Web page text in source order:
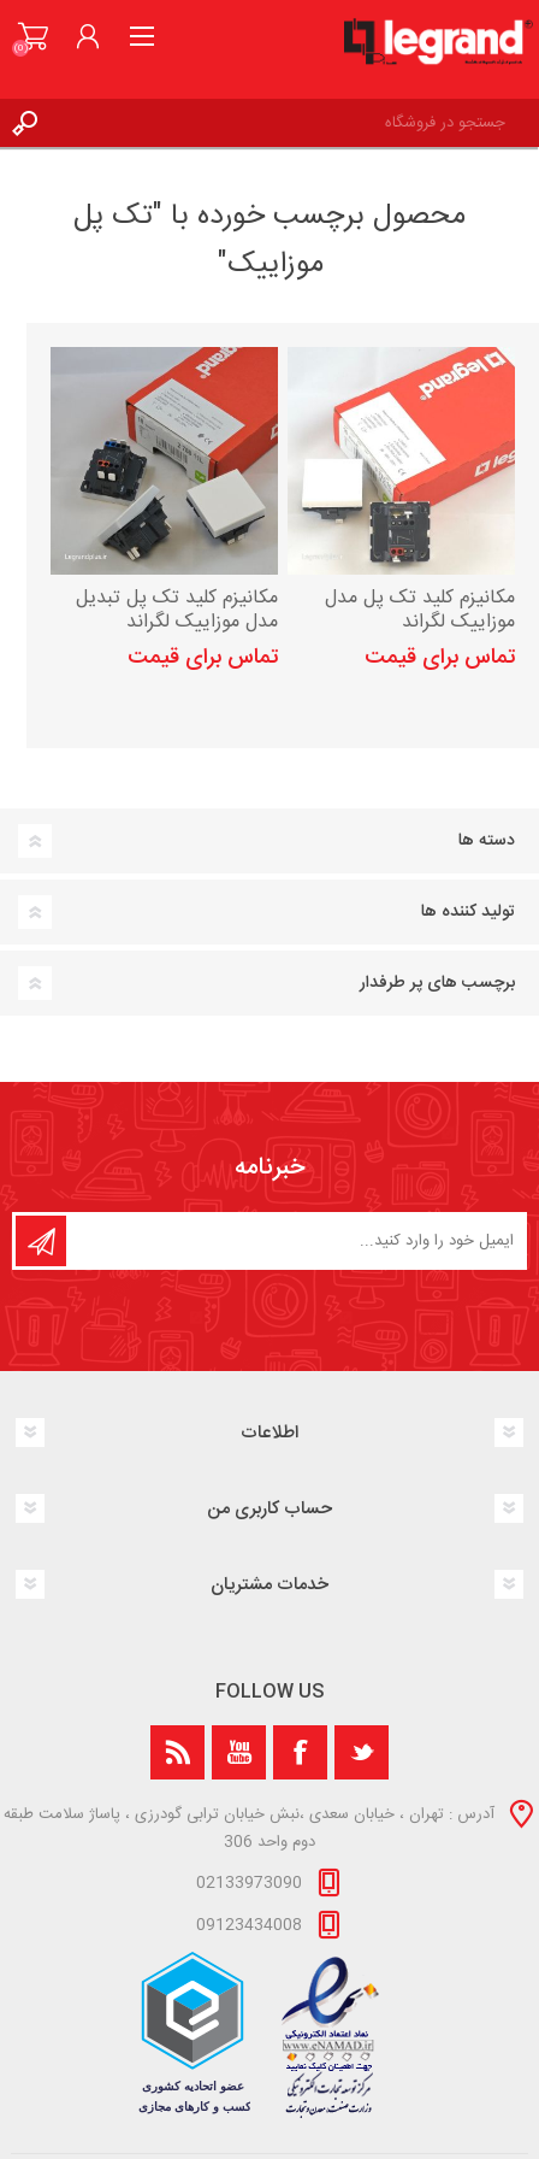
علاقه مندی ها(0)
(0)
محصول برچسب خورده با "تک پل
موزاییک"
مکانیزم کلید تک پل مدل
موزاییک لگراند
تماس برای قیمت
مکانیزم کلید تک پل تبدیل
مدل موزاییک لگراند
تماس برای قیمت
دسته ها
تولید کننده ها
برچسب های پر طرفدار
خبرنامه
اطلاعات
حساب کاربری من
خدمات مشتریان
FOLLOW US
آدرس : تهران ، خیابان سعدی ،نبش خیابان ترابی گودرزی ، پاساژ سلامت طبقه
دوم واحد 306
02133973090
09123434008